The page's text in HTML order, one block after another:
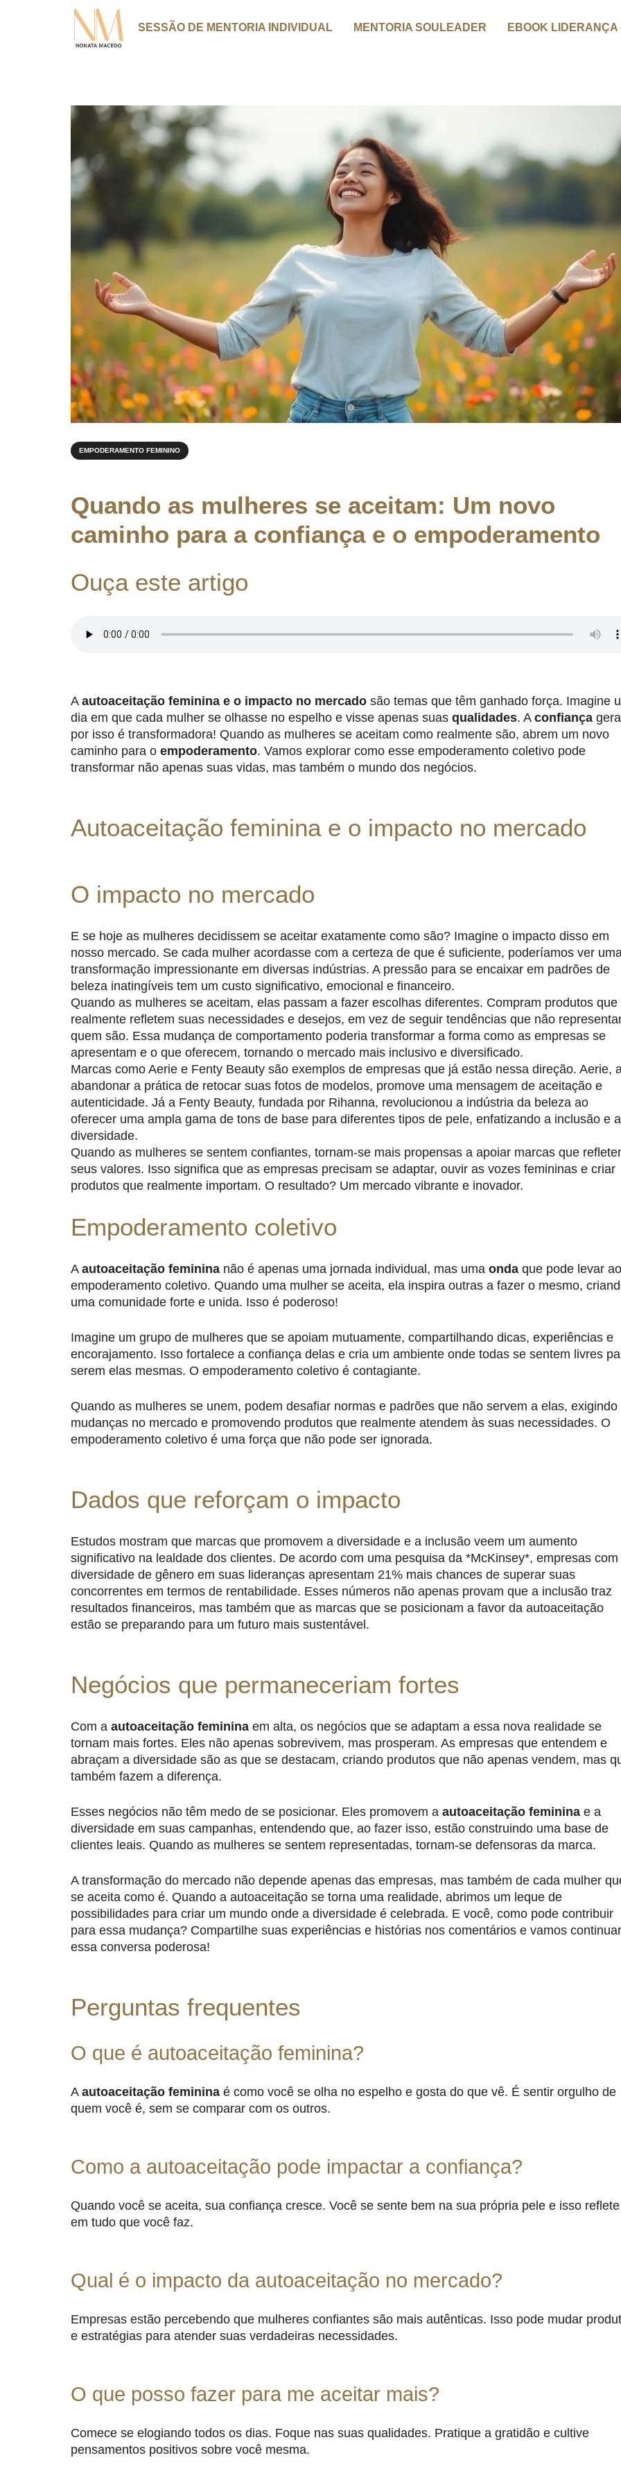
SESSÃO DE MENTORIA INDIVIDUAL MENTORIA SOULEADER EBOOK LIDERANÇA
EMPODERAMENTO FEMININO
Quando as mulheres se aceitam: Um novo
caminho para a confiança e o empoderamento
Ouça este artigo
A autoaceitação feminina e o impacto no mercado são temas que têm ganhado força. Imagine
dia em que cada mulher se olhasse no espelho e visse apenas suas qualidades. A confiança
por isso é transformadora! Quando as mulheres se aceitam como realmente são, abrem um novo
caminho para o empoderamento. Vamos explorar como esse empoderamento coletivo pode
transformar não apenas suas vidas, mas também o mundo dos negócios.
Autoaceitação feminina e o impacto no mercado
O impacto no mercado
E se hoje as mulheres decidissem se aceitar exatamente como são? Imagine o impacto disso em
nosso mercado. Se cada mulher acordasse com a certeza de que é suficiente, poderíamos ver
transformação impressionante em diversas indústrias. A pressão para se encaixar em padrões de
beleza inatingíveis tem um custo significativo, emocional e financeiro.
Quando as mulheres se aceitam, elas passam a fazer escolhas diferentes. Compram produtos que
realmente refletem suas necessidades e desejos, em vez de seguir tendências que não
quem são. Essa mudança de comportamento poderia transformar a forma como as empresas se
apresentam e o que oferecem, tornando o mercado mais inclusivo e diversificado.
Marcas como Aerie e Fenty Beauty são exemplos de empresas que já estão nessa direção. Aerie,
abandonar a prática de retocar suas fotos de modelos, promove uma mensagem de aceitação e
autenticidade. Já a Fenty Beauty, fundada por Rihanna, revolucionou a indústria da beleza ao
oferecer uma ampla gama de tons de base para diferentes tipos de pele, enfatizando a inclusão e a
diversidade.
Quando as mulheres se sentem confiantes, tornam-se mais propensas a apoiar marcas que
seus valores. Isso significa que as empresas precisam se adaptar, ouvir as vozes femininas e criar
produtos que realmente importam. O resultado? Um mercado vibrante e inovador.
Empoderamento coletivo
A autoaceitação feminina não é apenas uma jornada individual, mas uma onda que pode levar ao
empoderamento coletivo. Quando uma mulher se aceita, ela inspira outras a fazer o mesmo,
uma comunidade forte e unida. Isso é poderoso!
Imagine um grupo de mulheres que se apoiam mutuamente, compartilhando dicas, experiências e
encorajamento. Isso fortalece a confiança delas e cria um ambiente onde todas se sentem livres
serem elas mesmas. O empoderamento coletivo é contagiante.
Quando as mulheres se unem, podem desafiar normas e padrões que não servem a elas, exigindo
mudanças no mercado e promovendo produtos que realmente atendem às suas necessidades. O
empoderamento coletivo é uma força que não pode ser ignorada.
Dados que reforçam o impacto
Estudos mostram que marcas que promovem a diversidade e a inclusão veem um aumento
significativo na lealdade dos clientes. De acordo com uma pesquisa da *McKinsey*, empresas com
diversidade de gênero em suas lideranças apresentam 21% mais chances de superar suas
concorrentes em termos de rentabilidade. Esses números não apenas provam que a inclusão traz
resultados financeiros, mas também que as marcas que se posicionam a favor da autoaceitação
estão se preparando para um futuro mais sustentável.
Negócios que permaneceriam fortes
Com a autoaceitação feminina em alta, os negócios que se adaptam a essa nova realidade se
tornam mais fortes. Eles não apenas sobrevivem, mas prosperam. As empresas que entendem e
abraçam a diversidade são as que se destacam, criando produtos que não apenas vendem, mas
também fazem a diferença.
Esses negócios não têm medo de se posicionar. Eles promovem a autoaceitação feminina e a
diversidade em suas campanhas, entendendo que, ao fazer isso, estão construindo uma base de
clientes leais. Quando as mulheres se sentem representadas, tornam-se defensoras da marca.
A transformação do mercado não depende apenas das empresas, mas também de cada mulher
se aceita como é. Quando a autoaceitação se torna uma realidade, abrimos um leque de
possibilidades para criar um mundo onde a diversidade é celebrada. E você, como pode contribuir
para essa mudança? Compartilhe suas experiências e histórias nos comentários e vamos continuar
essa conversa poderosa!
Perguntas frequentes
O que é autoaceitação feminina?
A autoaceitação feminina é como você se olha no espelho e gosta do que vê. É sentir orgulho de
quem você é, sem se comparar com os outros.
Como a autoaceitação pode impactar a confiança?
Quando você se aceita, sua confiança cresce. Você se sente bem na sua própria pele e isso reflete
em tudo que você faz.
Qual é o impacto da autoaceitação no mercado?
Empresas estão percebendo que mulheres confiantes são mais autênticas. Isso pode mudar
e estratégias para atender suas verdadeiras necessidades.
O que posso fazer para me aceitar mais?
Comece se elogiando todos os dias. Foque nas suas qualidades. Pratique a gratidão e cultive
pensamentos positivos sobre você mesma.